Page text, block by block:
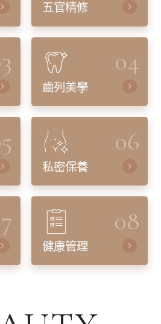
五官精修
04
齒列美學
06
私密保養
08
健康管理